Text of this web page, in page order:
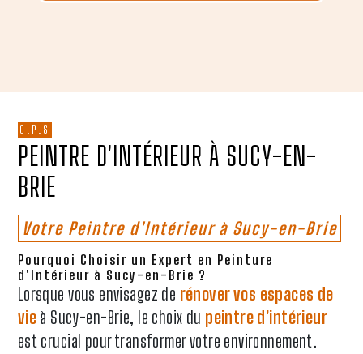
C.P.S
PEINTRE D'INTÉRIEUR À SUCY-EN-
BRIE
Votre Peintre d'Intérieur à Sucy-en-Brie
Pourquoi Choisir un Expert en Peinture
d'Intérieur à Sucy-en-Brie ?
Lorsque vous envisagez de rénover vos espaces de
vie à Sucy-en-Brie, le choix du peintre d'intérieur
est crucial pour transformer votre environnement.